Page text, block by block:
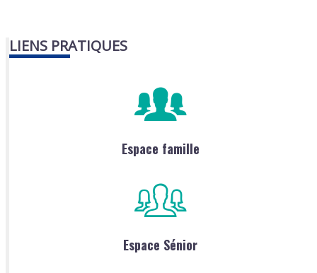
LIENS PRATIQUES
Espace famille
Espace Sénior